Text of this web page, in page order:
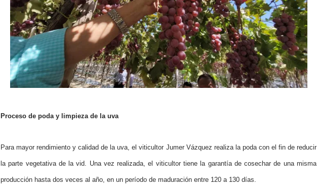
Proceso de poda y limpieza de la uva
Para mayor rendimiento y calidad de la uva, el viticultor Jumer Vázquez realiza la poda con el fin de reducir
la parte vegetativa de la vid. Una vez realizada, el viticultor tiene la garantía de cosechar de una misma
producción hasta dos veces al año, en un período de maduración entre 120 a 130 días.